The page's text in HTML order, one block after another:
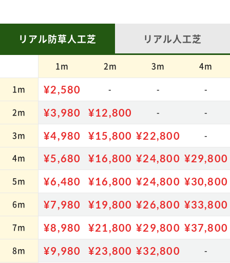
¥30,800
カートに追加
【U字釘 48本付】
商品詳細 ≫
¥33,800
カートに追加
サイズ:4m×7m
【U字釘 56本付】
商品詳細 ≫
リアル防草人工芝 リアル人工芝
1m
2m
3m
4m
5m
6m
7m
8m
1m
¥2,580
¥3,980
¥4,980
¥5,680
¥6,480
¥7,980
¥8,980
¥9,980
2m
-
¥12,800
¥15,800
¥16,800
¥16,800
¥19,800
¥21,800
¥23,800
3m
-
-
¥22,800
¥24,800
¥24,800
¥26,800
¥29,800
¥32,800
4m
-
-
-
¥29,800
¥30,800
¥33,800
¥37,800
-